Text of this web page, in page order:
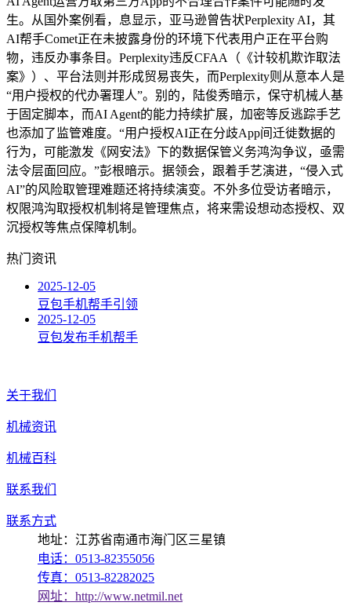
生。从国外案例看，息显示，亚马逊曾告状Perplexity AI，其
AI帮手Comet正在未披露身份的环境下代表用户正在平台购
物，违反办事条目。Perplexity违反CFAA（《计较机欺诈取法
案》）、平台法则并形成贸易丧失，而Perplexity则从意本人是
“用户授权的代办署理人”。别的，陆俊秀暗示，保守机械人基
于固定脚本，而AI Agent的能力持续扩展，加密等反逃踪手艺
也添加了监管难度。“用户授权AI正在分歧App间迁徙数据的
行为，可能激发《网安法》下的数据保管义务鸿沟争议，亟需
法令层面回应。”彭根暗示。据领会，跟着手艺演进，“侵入式
AI”的风险取管理难题还将持续演变。不外多位受访者暗示，
权限鸿沟取授权机制将是管理焦点，将来需设想动态授权、双
沉授权等焦点保障机制。
热门资讯
2025-12-05
豆包手机帮手引领
2025-12-05
豆包发布手机帮手
关于我们
机械资讯
机械百科
联系我们
联系方式
地址：江苏省南通市海门区三星镇
电话：0513-82355056
传真：0513-82282025
网址：http://www.netmil.net